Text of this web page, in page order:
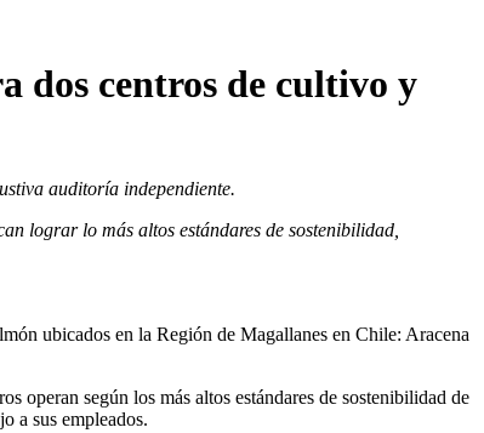
dos centros de cultivo y
auditoría independiente.
lograr lo más altos estándares de sostenibilidad,
ubicados en la Región de Magallanes en Chile: Aracena
operan según los más altos estándares de sostenibilidad de
a sus empleados.